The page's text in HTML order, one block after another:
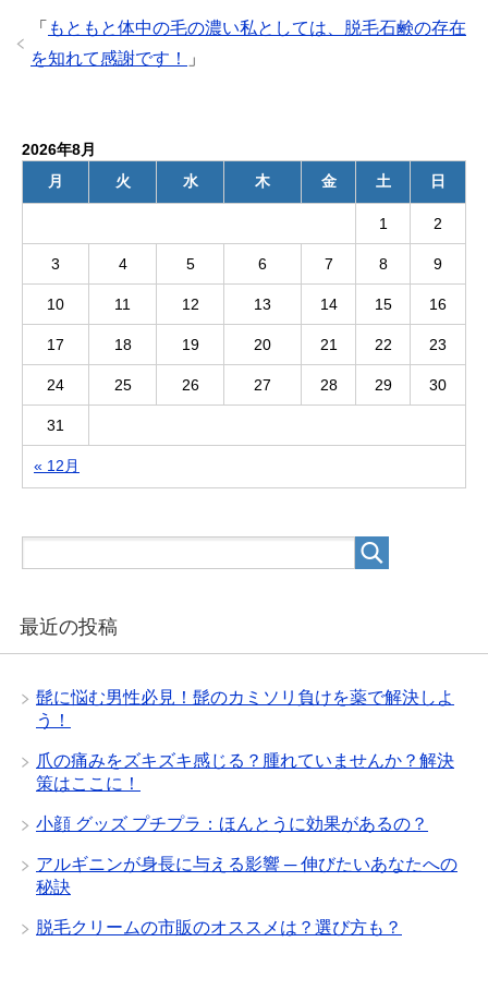
「 もともと体中の毛の濃い私としては、脱毛石鹸の存在
を知れて感謝です！
」
2026年8月
月
火 水 木 金 土 日
« 12月
1 2
3 4 5 6 7 8 9
10 11 12 13 14 15 16
17 18 19 20 21 22 23
24 25 26 27 28 29 30
31
最近の投稿
髭に悩む男性必見！髭のカミソリ負けを薬で解決しよ
う！
爪の痛みをズキズキ感じる？腫れていませんか？解決
策はここに！
小顔 グッズ プチプラ：ほんとうに効果があるの？
アルギニンが身長に与える影響 ─ 伸びたいあなたへの
秘訣
脱毛クリームの市販のオススメは？選び方も？